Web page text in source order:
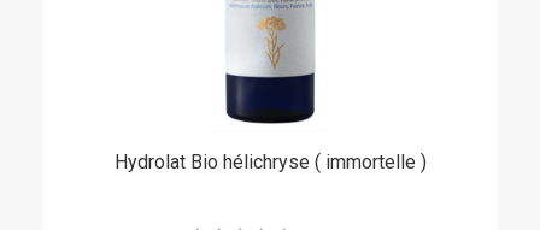
(13 avis)
Hydrolat Bio hélichryse ( immortelle )